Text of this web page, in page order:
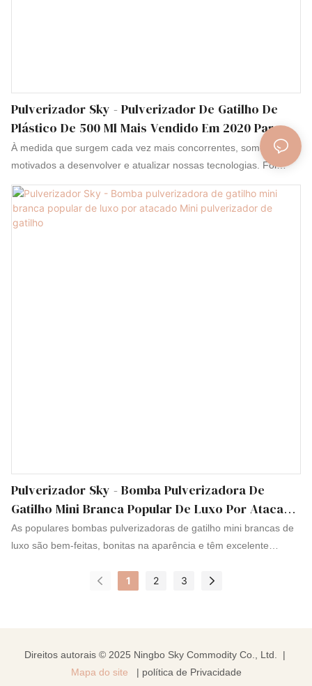
Pulverizador Sky - Pulverizador De Gatilho De
Plástico De 500 Ml Mais Vendido Em 2020 Para
Jardim. Pulverizador De Gatilho De Plástico.
À medida que surgem cada vez mais concorrentes, somos
motivados a desenvolver e atualizar nossas tecnologias. Foi
comprovado que o processo de fabricação se torna mais
eficiente e as vantagens do pulverizador de gatilho de plástico de
500 ml mais vendido em 2020 para jardim são totalmente
Pulverizador Sky - Bomba Pulverizadora De
Gatilho Mini Branca Popular De Luxo Por Atacado
Mini Pulverizador De Gatilho
As populares bombas pulverizadoras de gatilho mini brancas de
luxo são bem-feitas, bonitas na aparência e têm excelente
foram rapidamente amados e procurados pela maioria dos
1 2 3
Direitos autorais © 2025 Ningbo Sky Commodity Co., Ltd. |
Mapa do site
| política de Privacidade